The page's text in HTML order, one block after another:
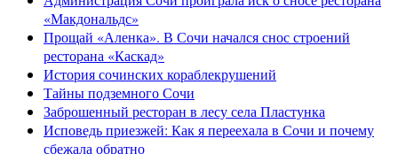
«Макдональдс»
Прощай «Аленка». В Сочи начался снос строений
ресторана «Каскад»
История сочинских кораблекрушений
Тайны подземного Сочи
Заброшенный ресторан в лесу села Пластунка
Исповедь приезжей: Как я переехала в Сочи и почему
сбежала обратно